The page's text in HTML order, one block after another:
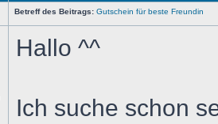
Betreff des Beitrags: Gutschein für beste Freundin
Hallo ^^
Ich suche schon